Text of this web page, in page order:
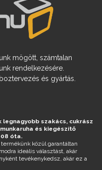
mögött, számtalan
rendelkezésére.
és gyártás.
legnagyobb szakács, cukrász
és kiegészítő
óta.
közül garantáltan
ideális választást, akár
tevékenykedsz, akár ez a